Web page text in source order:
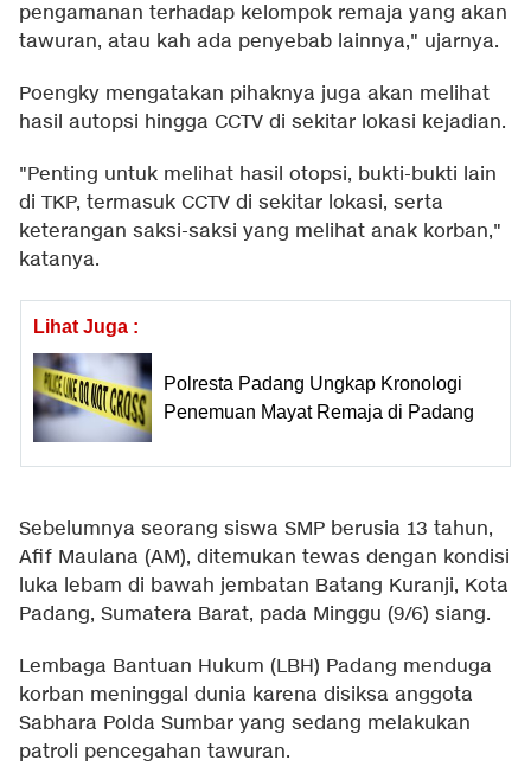
pengamanan terhadap kelompok remaja yang akan
tawuran, atau kah ada penyebab lainnya," ujarnya.
Poengky mengatakan pihaknya juga akan melihat
hasil autopsi hingga CCTV di sekitar lokasi kejadian.
"Penting untuk melihat hasil otopsi, bukti-bukti lain
di TKP, termasuk CCTV di sekitar lokasi, serta
keterangan saksi-saksi yang melihat anak korban,"
katanya.
Lihat Juga :
Polresta Padang Ungkap Kronologi
Penemuan Mayat Remaja di Padang
Sebelumnya seorang siswa SMP berusia 13 tahun,
Afif Maulana (AM), ditemukan tewas dengan kondisi
luka lebam di bawah jembatan Batang Kuranji, Kota
Padang, Sumatera Barat, pada Minggu (9/6) siang.
Lembaga Bantuan Hukum (LBH) Padang menduga
korban meninggal dunia karena disiksa anggota
Sabhara Polda Sumbar yang sedang melakukan
patroli pencegahan tawuran.